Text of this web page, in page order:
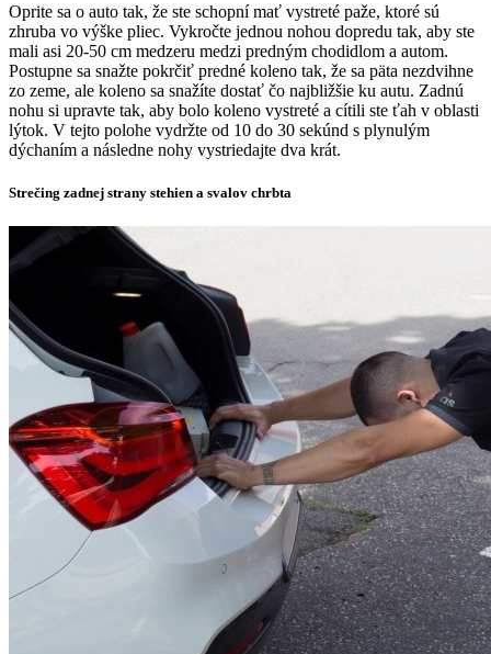
Oprite sa o auto tak, že ste schopní mať vystreté paže, ktoré sú
zhruba vo výške pliec. Vykročte jednou nohou dopredu tak, aby ste
mali asi 20-50 cm medzeru medzi predným chodidlom a autom.
Postupne sa snažte pokrčiť predné koleno tak, že sa päta nezdvihne
zo zeme, ale koleno sa snažíte dostať čo najbližšie ku autu. Zadnú
nohu si upravte tak, aby bolo koleno vystreté a cítili ste ťah v oblasti
lýtok. V tejto polohe vydržte od 10 do 30 sekúnd s plynulým
dýchaním a následne nohy vystriedajte dva krát.
Strečing zadnej strany stehien a svalov chrbta